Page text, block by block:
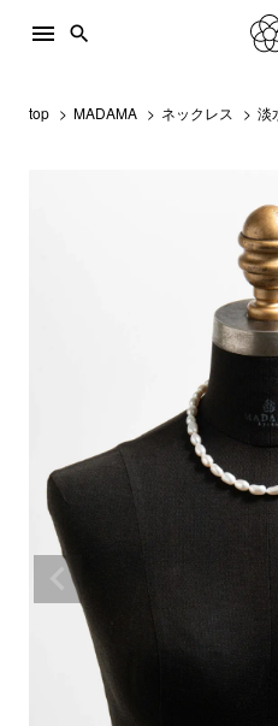
menu search
top MADAMA ネックレス 淡